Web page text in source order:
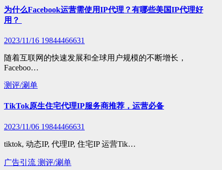
为什么Facebook运营需使用IP代理？有哪些美国IP代理好
用？
2023/11/16 19844466631
随着互联网的快速发展和全球用户规模的不断增长，
Faceboo…
测评/涮单
TikTok原生住宅代理IP服务商推荐，运营必备
2023/11/06 19844466631
tiktok, 动态IP, 代理IP, 住宅IP 运营Tik…
广告引流 测评/涮单